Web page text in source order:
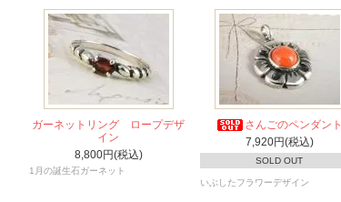
ガーネットリング ロープデザ
イン
8,800円(税込)
1月の誕生石ガーネット
さんごのペンダント
7,920円(税込)
SOLD OUT
いぶしたフラワーデザイン